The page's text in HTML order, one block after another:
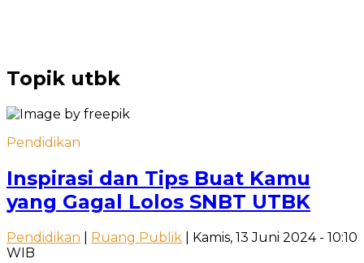
Topik utbk
Pendidikan
Inspirasi dan Tips Buat Kamu
yang Gagal Lolos SNBT UTBK
Pendidikan Ruang Publik | Kamis, 13 Juni 2024 - 10:10
WIB